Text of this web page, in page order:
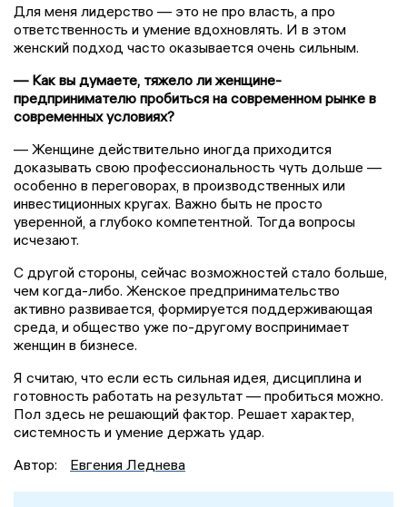
Для меня лидерство — это не про власть, а про
ответственность и умение вдохновлять. И в этом
женский подход часто оказывается очень сильным.
— Как вы думаете, тяжело ли женщине-
предпринимателю пробиться на современном рынке в
современных условиях?
— Женщине действительно иногда приходится
доказывать свою профессиональность чуть дольше —
особенно в переговорах, в производственных или
инвестиционных кругах. Важно быть не просто
уверенной, а глубоко компетентной. Тогда вопросы
исчезают.
С другой стороны, сейчас возможностей стало больше,
чем когда-либо. Женское предпринимательство
активно развивается, формируется поддерживающая
среда, и общество уже по-другому воспринимает
женщин в бизнесе.
Я считаю, что если есть сильная идея, дисциплина и
готовность работать на результат — пробиться можно.
Пол здесь не решающий фактор. Решает характер,
системность и умение держать удар.
Автор:
Евгения Леднева